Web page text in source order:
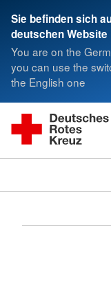
Sie befinden sich
deutschen Website
You are on the
you can use the
the English one